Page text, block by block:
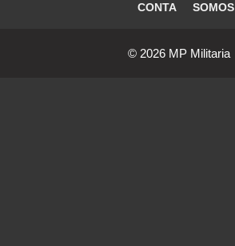
CONTA
SOMOS
© 2026 MP Militaria